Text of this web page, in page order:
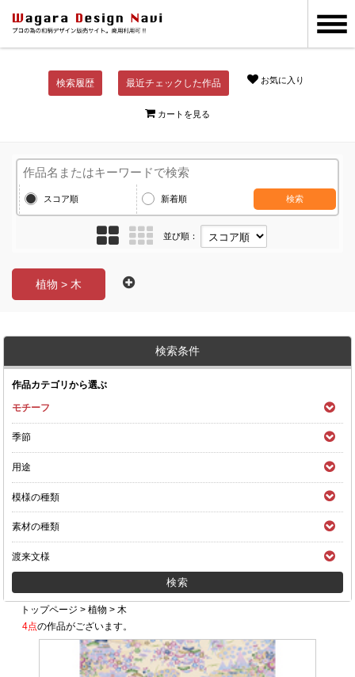
検索履歴 最近チェックした作品 お気に入り
カートを見る
スコア順 新着順 検索
並び順：
植物 > 木
検索条件
作品カテゴリから選ぶ
モチーフ
季節
用途
模様の種類
素材の種類
渡来文様
トップページ >植物 > 木
4点の作品がございます。